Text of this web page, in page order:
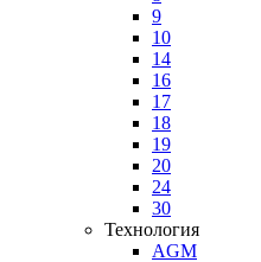
9
10
14
16
17
18
19
20
24
30
Технология
AGM